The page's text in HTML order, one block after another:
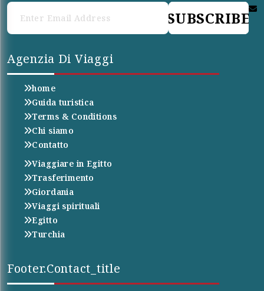
SUBSCRIBE
Agenzia Di Viaggi
home
Guida turistica
Terms & Conditions
Chi siamo
Contatto
Viaggiare in Egitto
Trasferimento
Giordania
Viaggi spirituali
Egitto
Turchia
Footer.contact_title